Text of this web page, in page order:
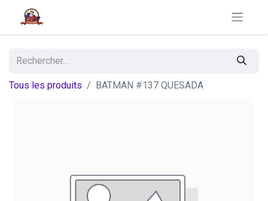
Tous les produits BATMAN #137 QUESADA